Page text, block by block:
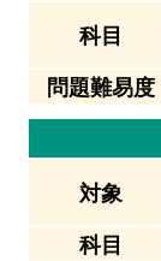
科目
問題難易度
対象
科目